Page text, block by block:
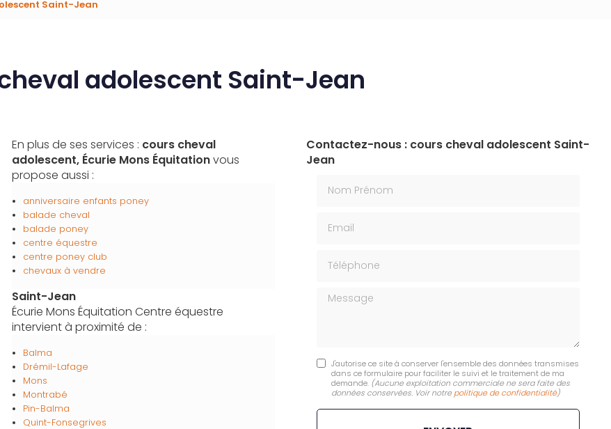
Saint-Jean
adolescent Saint-Jean
En plus de ses services : cours cheval
adolescent, Écurie Mons Équitationvous
propose aussi :
anniversaire enfants poney
balade cheval
balade poney
centre équestre
centre poney club
chevaux à vendre
Saint-Jean
Écurie Mons Équitation Centre équestre
intervient à proximité de :
Balma
Drémil-Lafage
Mons
Montrabé
Pin-Balma
Quint-Fonsegrives
Contactez-nous : cours cheval adolescent Saint-
Jean
Message
J'autorise ce site à conserver l'ensemble des données transmises
dans ce formulaire pour faciliter le suivi et le traitement de ma
demande. (Aucune exploitation commerciale ne sera faite des
données conservées. Voir notre politique de confidentialité)